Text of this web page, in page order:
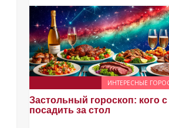
ИНТЕРЕСНЫЕ
Застольный гороскоп: кого с
посадить за стол